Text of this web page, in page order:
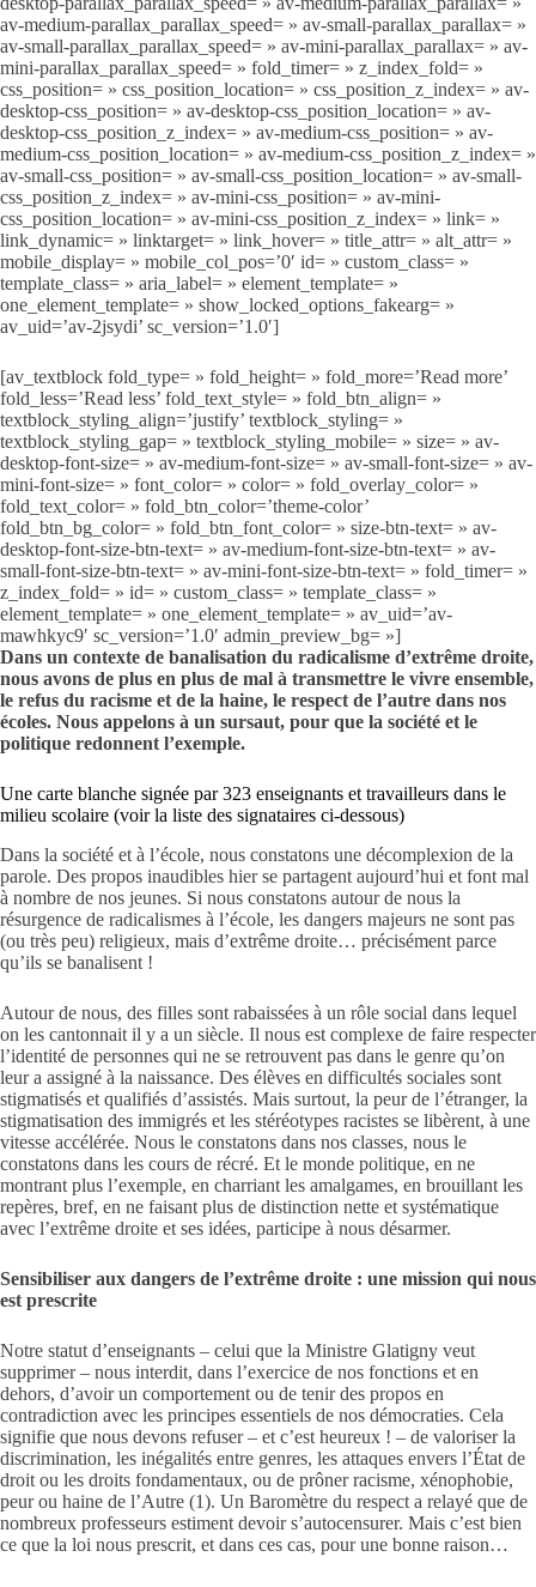
av-medium-parallax_parallax_speed= » av-small-parallax_parallax= »
av-small-parallax_parallax_speed= » av-mini-parallax_parallax= » av-
mini-parallax_parallax_speed= » fold_timer= » z_index_fold= »
css_position= » css_position_location= » css_position_z_index= » av-
desktop-css_position= » av-desktop-css_position_location= » av-
desktop-css_position_z_index= » av-medium-css_position= » av-
medium-css_position_location= » av-medium-css_position_z_index= »
av-small-css_position= » av-small-css_position_location= » av-small-
css_position_z_index= » av-mini-css_position= » av-mini-
css_position_location= » av-mini-css_position_z_index= » link= »
link_dynamic= » linktarget= » link_hover= » title_attr= » alt_attr= »
mobile_display= » mobile_col_pos=’0′ id= » custom_class= »
template_class= » aria_label= » element_template= »
one_element_template= » show_locked_options_fakearg= »
av_uid=’av-2jsydi’ sc_version=’1.0′]
[av_textblock fold_type= » fold_height= » fold_more=’Read more’
fold_less=’Read less’ fold_text_style= » fold_btn_align= »
textblock_styling_align=’justify’ textblock_styling= »
textblock_styling_gap= » textblock_styling_mobile= » size= » av-
desktop-font-size= » av-medium-font-size= » av-small-font-size= » av-
mini-font-size= » font_color= » color= » fold_overlay_color= »
fold_text_color= » fold_btn_color=’theme-color’
fold_btn_bg_color= » fold_btn_font_color= » size-btn-text= » av-
desktop-font-size-btn-text= » av-medium-font-size-btn-text= » av-
small-font-size-btn-text= » av-mini-font-size-btn-text= » fold_timer= »
z_index_fold= » id= » custom_class= » template_class= »
element_template= » one_element_template= » av_uid=’av-
mawhkyc9′ sc_version=’1.0′ admin_preview_bg= »]
Dans un contexte de banalisation du radicalisme d’extrême droite,
nous avons de plus en plus de mal à transmettre le vivre ensemble,
le refus du racisme et de la haine, le respect de l’autre dans nos
écoles. Nous appelons à un sursaut, pour que la société et le
politique redonnent l’exemple.
Une carte blanche signée par 323 enseignants et travailleurs dans le
milieu scolaire (voir la liste des signataires ci-dessous)
Dans la société et à l’école, nous constatons une décomplexion de la
parole. Des propos inaudibles hier se partagent aujourd’hui et font mal
à nombre de nos jeunes. Si nous constatons autour de nous la
résurgence de radicalismes à l’école, les dangers majeurs ne sont pas
(ou très peu) religieux, mais d’extrême droite… précisément parce
qu’ils se banalisent !
Autour de nous, des filles sont rabaissées à un rôle social dans lequel
on les cantonnait il y a un siècle. Il nous est complexe de faire respecter
l’identité de personnes qui ne se retrouvent pas dans le genre qu’on
leur a assigné à la naissance. Des élèves en difficultés sociales sont
stigmatisés et qualifiés d’assistés. Mais surtout, la peur de l’étranger, la
stigmatisation des immigrés et les stéréotypes racistes se libèrent, à une
vitesse accélérée. Nous le constatons dans nos classes, nous le
constatons dans les cours de récré. Et le monde politique, en ne
montrant plus l’exemple, en charriant les amalgames, en brouillant les
repères, bref, en ne faisant plus de distinction nette et systématique
avec l’extrême droite et ses idées, participe à nous désarmer.
Sensibiliser aux dangers de l’extrême droite : une mission qui nous
est prescrite
Notre statut d’enseignants – celui que la Ministre Glatigny veut
supprimer – nous interdit, dans l’exercice de nos fonctions et en
dehors, d’avoir un comportement ou de tenir des propos en
contradiction avec les principes essentiels de nos démocraties. Cela
signifie que nous devons refuser – et c’est heureux ! – de valoriser la
discrimination, les inégalités entre genres, les attaques envers l’État de
droit ou les droits fondamentaux, ou de prôner racisme, xénophobie,
peur ou haine de l’Autre (1). Un Baromètre du respect a relayé que de
nombreux professeurs estiment devoir s’autocensurer. Mais c’est bien
ce que la loi nous prescrit, et dans ces cas, pour une bonne raison…